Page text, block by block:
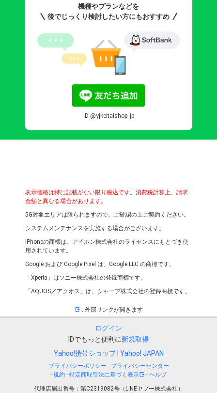
機種やプランなどを
後でじっくり検討したい方にもおすすめ
ID @yjkeitaishop_jp
表示価格は特に記載がない限り税込です。消費税計算上、請求
金額と異なる場合があります。
5G対象エリアは限られますので、ご確認の上ご契約ください。
システムメンテナンスを実施する場合がございます。
iPhoneの商標は、アイホン株式会社のライセンスにもとづき使
用されています。
Google および Google Pixel は、Google LLC の商標です。
「Xperia」はソニー株式会社の登録商標です。
「AQUOS／アクオス」は、シャープ株式会社の登録商標です。
…外部リンクが開きます
ログイン
IDでもっと便利に新規取得
Yahoo!携帯ショップ Yahoo! JAPAN
プライバシーポリシー - プライバシーセンター
- 規約 - 特定商取引法に基づく表示 - ヘルプ
代理店届出番号：第C2319082号（LINEヤフー株式会社）